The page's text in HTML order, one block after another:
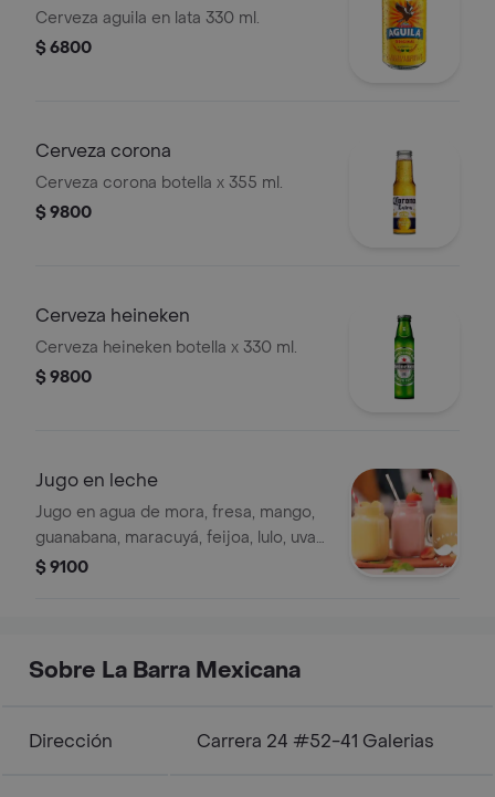
Cerveza aguila en lata 330 ml.
$ 6800
Cerveza corona
Cerveza corona botella x 355 ml.
$ 9800
Cerveza heineken
Cerveza heineken botella x 330 ml.
$ 9800
Jugo en leche
Jugo en agua de mora, fresa, mango,
guanabana, maracuyá, feijoa, lulo, uva;
vaso de 14 onzas.
$ 9100
Sobre La Barra Mexicana
Dirección Carrera 24 #52-41 Galerias